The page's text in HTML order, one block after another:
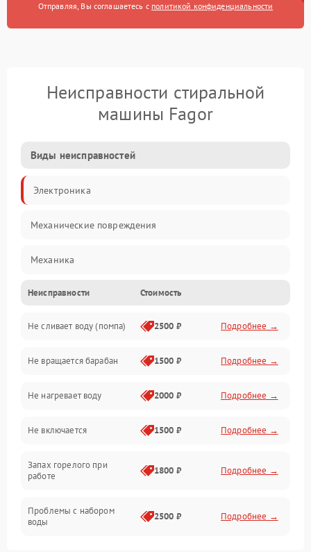
Отправляя, Вы соглашаетесь с политикой конфиденциальности
Неисправности стиральной
машины Fagor
Виды неисправностей
Электроника
Механические повреждения
Механика
Электропитание
Водоснабжение
Слив
Программное обеспечение
Неисправности Стоимость
Не сливает воду (помпа) 2500 ₽ Подробнее →
Не вращается барабан 1500 ₽ Подробнее →
Не нагревает воду 2000 ₽ Подробнее →
Не включается 1500 ₽ Подробнее →
Запах горелого при
работе
1800 ₽ Подробнее →
Проблемы с набором
воды
2500 ₽ Подробнее →